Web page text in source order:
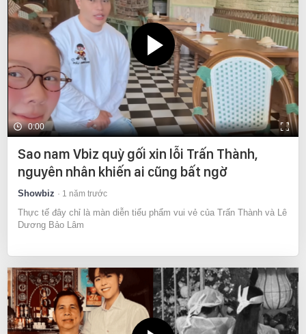
0:00
Sao nam Vbiz quỳ gối xin lỗi Trấn Thành,
nguyên nhân khiến ai cũng bất ngờ
Showbiz 1 năm trước
Thực tế đây chỉ là màn diễn tiểu phẩm vui vẻ của Trấn Thành và Lê
Dương Bảo Lâm